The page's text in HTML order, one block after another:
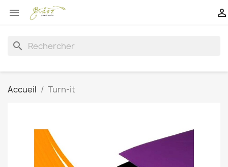
 
search
Accueil Turn-it